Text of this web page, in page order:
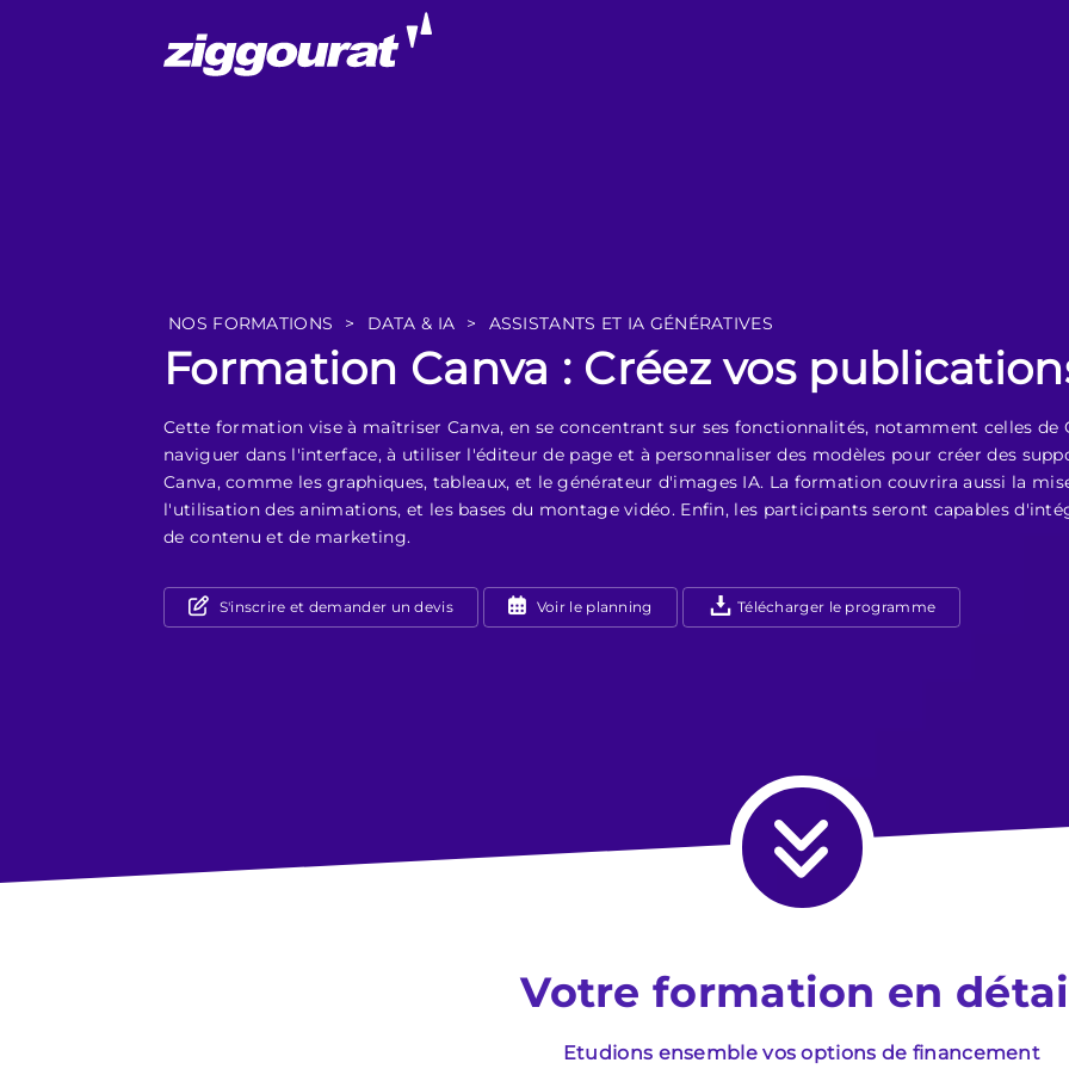
NOS FORMATIONS > DATA & IA > ASSISTANTS ET IA GÉNÉRATIVES
Formation Canva : Créez vos
Cette formation vise à maîtriser Canva, en se concentrant sur ses fonctionnalités, notamment celles de
naviguer dans l'interface, à utiliser l'éditeur de page et à personnaliser des modèles pour créer des
Canva, comme les graphiques, tableaux, et le générateur d'images IA. La formation couvrira aussi la
l'utilisation des animations, et les bases du montage vidéo. Enfin, les participants seront capables
de contenu et de marketing.
S'inscrire et demander un devis Voir le planning Télécharger le programme
Votre formation en
Etudions ensemble vos options de financement